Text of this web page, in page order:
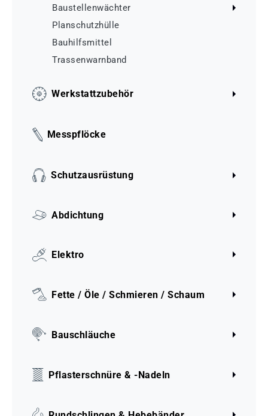
Baustellenwächter
Planschutzhülle
Bauhilfsmittel
Trassenwarnband
Werkstattzubehör
Messpflöcke
Schutzausrüstung
Abdichtung
Elektro
Fette / Öle / Schmieren / Schaum
Bauschläuche
Pflasterschnüre & -Nadeln